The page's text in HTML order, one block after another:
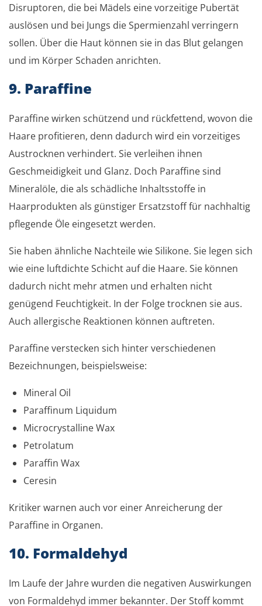
Disruptoren, die bei Mädels eine vorzeitige Pubertät
auslösen und bei Jungs die Spermienzahl verringern
sollen. Über die Haut können sie in das Blut gelangen
und im Körper Schaden anrichten.
9. Paraffine
Paraffine wirken schützend und rückfettend, wovon die
Haare profitieren, denn dadurch wird ein vorzeitiges
Austrocknen verhindert. Sie verleihen ihnen
Geschmeidigkeit und Glanz. Doch Paraffine sind
Mineralöle, die als schädliche Inhaltsstoffe in
Haarprodukten als günstiger Ersatzstoff für nachhaltig
pflegende Öle eingesetzt werden.
Sie haben ähnliche Nachteile wie Silikone. Sie legen sich
wie eine luftdichte Schicht auf die Haare. Sie können
dadurch nicht mehr atmen und erhalten nicht
genügend Feuchtigkeit. In der Folge trocknen sie aus.
Auch allergische Reaktionen können auftreten.
Paraffine verstecken sich hinter verschiedenen
Bezeichnungen, beispielsweise:
Mineral Oil
Paraffinum Liquidum
Microcrystalline Wax
Petrolatum
Paraffin Wax
Ceresin
Kritiker warnen auch vor einer Anreicherung der
Paraffine in Organen.
10. Formaldehyd
Im Laufe der Jahre wurden die negativen Auswirkungen
von Formaldehyd immer bekannter. Der Stoff kommt